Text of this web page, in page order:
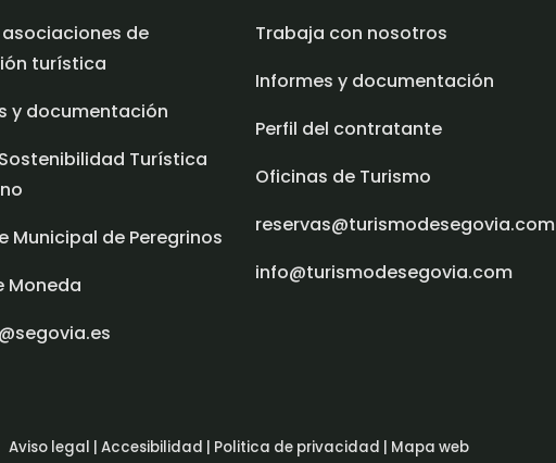
asociaciones de
turística
y documentación
Sostenibilidad Turística
Municipal de Peregrinos
Moneda
Trabaja con nosotros
Informes y documentación
Perfil del contratante
Oficinas de Turismo
reservas@turismodesegovia.com
info@turismodesegovia.com
Aviso legal | Accesibilidad | Politica de privacidad | Mapa web